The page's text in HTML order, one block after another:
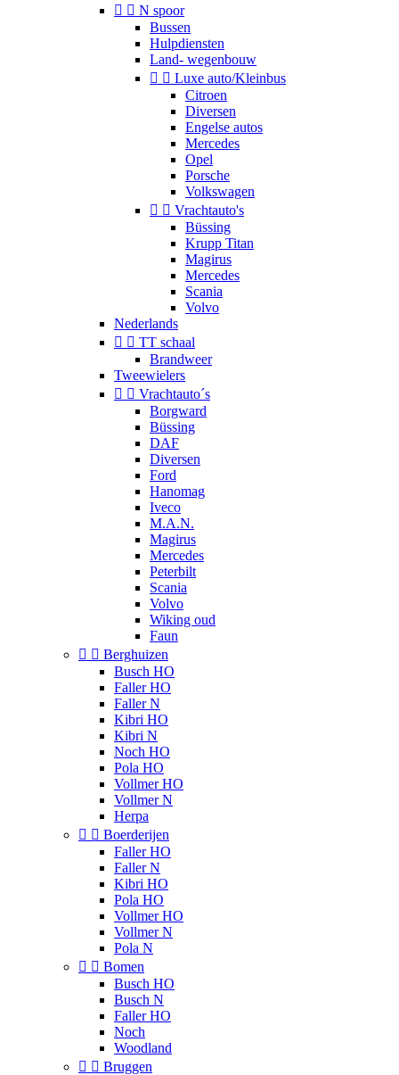
  N spoor
Bussen
Hulpdiensten
Land- wegenbouw
  Luxe auto/Kleinbus
Citroen
Diversen
Engelse autos
Mercedes
Opel
Porsche
Volkswagen
  Vrachtauto's
Büssing
Krupp Titan
Magirus
Mercedes
Scania
Volvo
Nederlands
  TT schaal
Brandweer
Tweewielers
  Vrachtauto´s
Borgward
Büssing
DAF
Diversen
Ford
Hanomag
Iveco
M.A.N.
Magirus
Mercedes
Peterbilt
Scania
Volvo
Wiking oud
Faun
  Berghuizen
Busch HO
Faller HO
Faller N
Kibri HO
Kibri N
Noch HO
Pola HO
Vollmer HO
Vollmer N
Herpa
  Boerderijen
Faller HO
Faller N
Kibri HO
Pola HO
Vollmer HO
Vollmer N
Pola N
  Bomen
Busch HO
Busch N
Faller HO
Noch
Woodland
  Bruggen